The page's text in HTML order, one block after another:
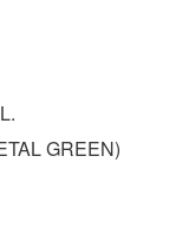
GREEN)